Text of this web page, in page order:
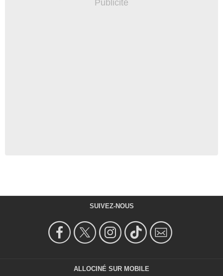
SUIVEZ-NOUS
ALLOCINÉ SUR MOBILE